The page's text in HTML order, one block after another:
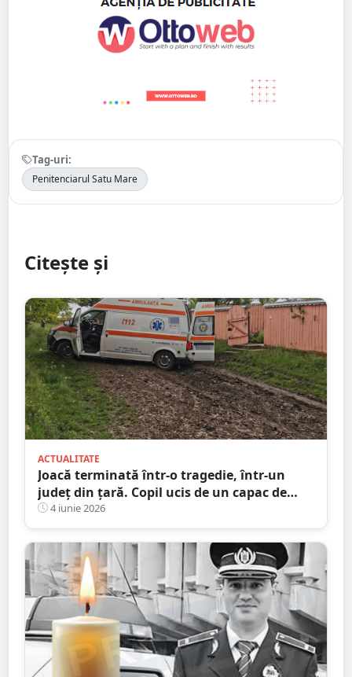
Tag-uri:
Penitenciarul Satu Mare
Citește și
ACTUALITATE
Joacă terminată într-o tragedie, într-un
județ din țară. Copil ucis de un capac de
canalizare
4 iunie 2026